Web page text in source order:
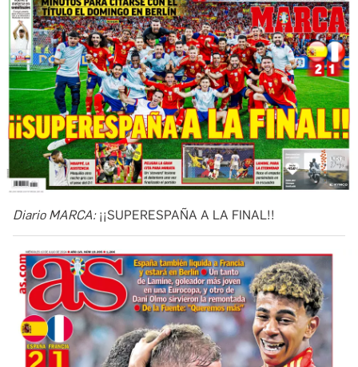
Diario MARCA: ¡¡SUPERESPAÑA A LA FINAL!!